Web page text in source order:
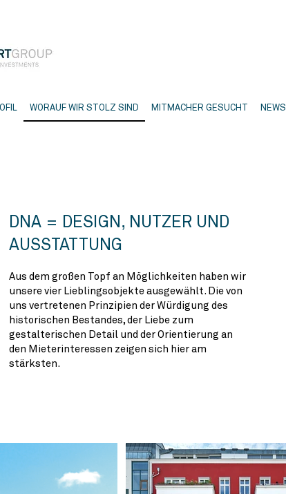
WORAUF WIR STOLZ SIND MITMACHER GESUCHT NEWS
DNA = DESIGN, NUTZER UND
AUSSTATTUNG
Aus dem großen Topf an Möglichkeiten haben wir
unsere vier Lieblingsobjekte ausgewählt. Die von
uns vertretenen Prinzipien der Würdigung des
historischen Bestandes, der Liebe zum
gestalterischen Detail und der Orientierung an
den Mieterinteressen zeigen sich hier am
stärksten.